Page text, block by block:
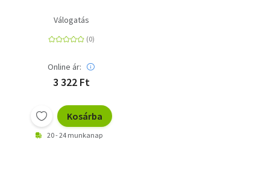
Válogatás
Online ár:
3 322 Ft
Kosárba
20 - 24 munkanap